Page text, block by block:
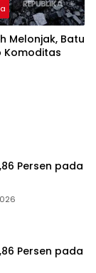
Melonjak, Batu
Komoditas
Persen pada
Persen pada